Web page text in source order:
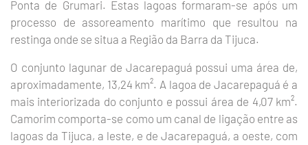
Ponta de Grumari. Estas lagoas formaram-se após um
processo de assoreamento marítimo que resultou na
restinga onde se situa a Região da Barra da Tijuca.
O conjunto lagunar de Jacarepaguá possui uma área de,
aproximadamente, 13,24 km². A lagoa de Jacarepaguá é a
mais interiorizada do conjunto e possui área de 4,07 km².
Camorim comporta-se como um canal de ligação entre as
lagoas da Tijuca, a leste, e de Jacarepaguá, a oeste, com